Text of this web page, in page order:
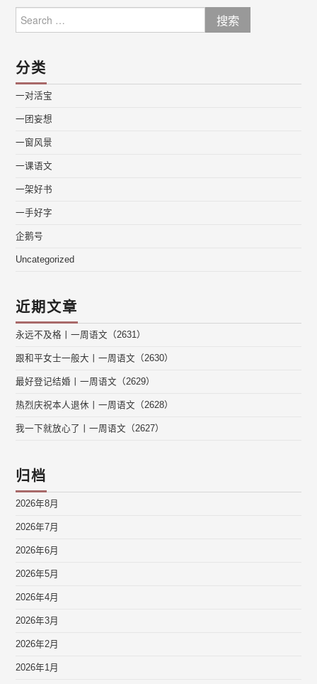
for:
分类
一对活宝
一团妄想
一窗风景
一课语文
一架好书
一手好字
企鹅号
Uncategorized
近期文章
永远不及格丨一周语文（2631）
跟和平女士一般大丨一周语文（2630）
最好登记结婚丨一周语文（2629）
热烈庆祝本人退休丨一周语文（2628）
我一下就放心了丨一周语文（2627）
归档
2026年8月
2026年7月
2026年6月
2026年5月
2026年4月
2026年3月
2026年2月
2026年1月